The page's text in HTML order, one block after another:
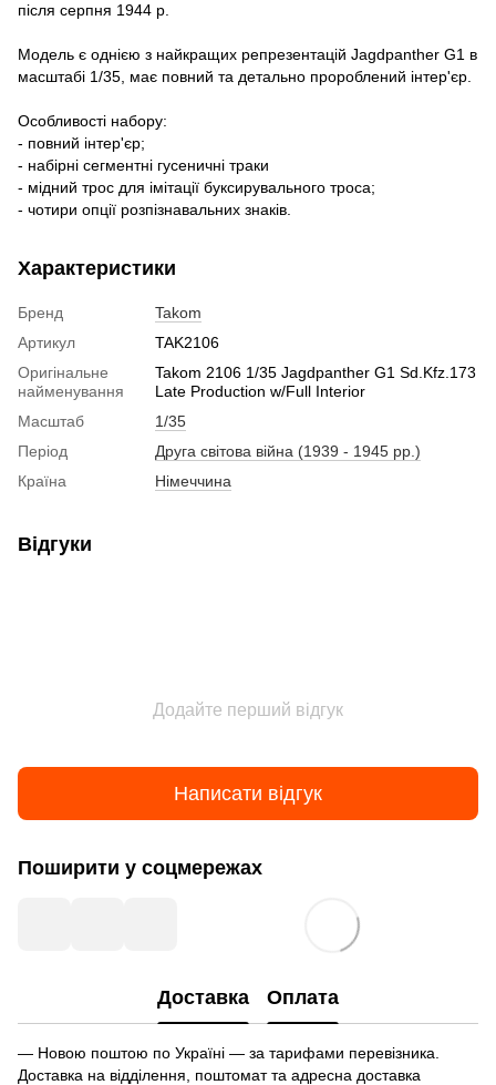
після серпня 1944 р.
Модель є однією з найкращих репрезентацій Jagdpanther G1 в
масштабі 1/35, має повний та детально пророблений інтер'єр.
Особливості набору:
- повний інтер'єр;
- набірні сегментні гусеничні траки
- мідний трос для імітації буксирувального троса;
- чотири опції розпізнавальних знаків.
Характеристики
Бренд
Takom
Артикул
TAK2106
Оригінальне
найменування
Takom 2106 1/35 Jagdpanther G1 Sd.Kfz.173
Late Production w/Full Interior
Масштаб
1/35
Період
Друга світова війна (1939 - 1945 рр.)
Країна
Німеччина
Відгуки
Додайте перший відгук
Написати відгук
Поширити у соцмережах
Доставка Оплата
— Новою поштою по Україні — за тарифами перевізника.
Доставка на відділення, поштомат та адресна доставка